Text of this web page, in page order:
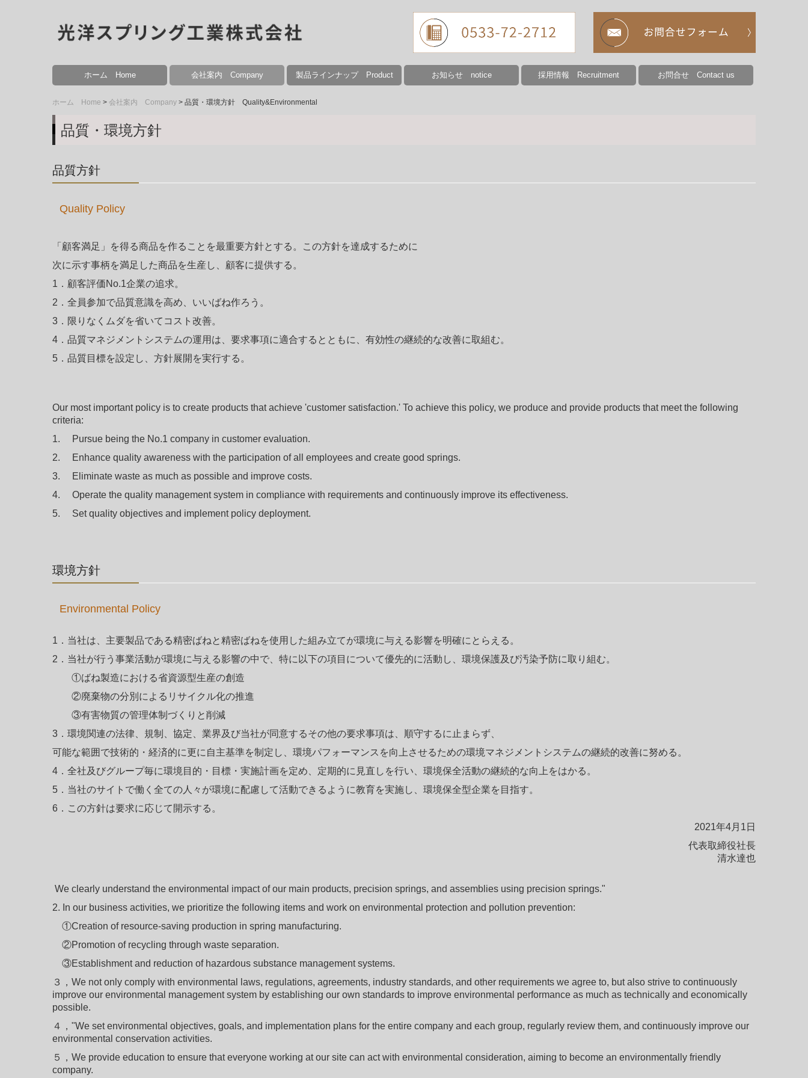
ホーム Home 会社案内 Company
事業内容 Business Contents
当社の強み Our Strengths
生産システム Production System
設備紹介 Equipment
品質・環境方針 Quality&Environmental
個人情報保護方針 Privacy policy
製品ラインナップ Product
医療用トルクコイル Medical Coils
長巻コイル Control Cable Coil
圧縮ばね Compression spring
引張りばね Tension spring
ねじりばね Torsion spring
線加工品 Wire processed products
お知らせ notice 採用情報 Recruitment お問合せ Contact us
ホーム Home 会社案内 Company 品質・環境方針 Quality&Environmental
品質・環境方針
品質方針
Quality Policy
「顧客満足」を得る商品を作ることを最重要方針とする。この方針を達成するために
次に示す事柄を満足した商品を生産し、顧客に提供する。
1 ． 顧客評価No.1企業の追求。
2 ． 全員参加で品質意識を高め、いいばね作ろう。
3．限りなくムダを省いてコスト改善。
4．品質マネジメントシステムの運用は、要求事項に適合するとともに、有効性の継続的な改善に取組む。
5．品質目標を設定し、方針展開を実行する。
Our most important policy is to create products that achieve 'customer satisfaction.' To achieve this policy, we produce and provide products that meet the following
criteria:
1.
Pursue being the No.1 company in customer evaluation.
2.
Enhance quality awareness with the participation of all employees and create good springs.
3.
Eliminate waste as much as possible and improve costs.
4.
Operate the quality management system in compliance with requirements and continuously improve its effectiveness.
5.
Set quality objectives and implement policy deployment.
環境方針
Environmental Policy
1．当社は、主要製品である精密ばねと精密ばねを使用した組み立てが環境に与える影響を明確にとらえる。
2 ． 当社が行う事業活動が環境に与える影響の中で、特に以下の項目について優先的に活動し、環境保護及び汚染予防に取り組む。
①ばね製造における省資源型生産の創造
②廃棄物の分別によるリサイクル化の推進
③有害物質の管理体制づくりと削減
3 ． 環境関連の法律、規制、協定、業界及び当社が同意するその他の要求事項は、順守するに止まらず、
可能な範囲で技術的・経済的に更に自主基準を制定し、環境パフォーマンスを向上させるための環境マネジメントシステムの継続的改善に努める。
4 ． 全社及びグループ毎に環境目的・目標・実施計画を定め、定期的に見直しを行い、環境保全活動の継続的な向上をはかる。
5 ． 当社のサイトで働く全ての人々が環境に配慮して活動できるように教育を実施し、環境保全型企業を 目指す。
6 ． この方針は要求に応じて開示する。
2021年4月1日
代表取締役社長
清水達也
We clearly understand the environmental impact of our main products, precision springs, and assemblies using precision springs."
2. In our business activities, we prioritize the following items and work on environmental protection and pollution prevention:
①Creation of resource-saving production in spring manufacturing.
②Promotion of recycling through waste separation.
③Establishment and reduction of hazardous substance management systems.
３，We not only comply with environmental laws, regulations, agreements, industry standards, and other requirements we agree to, but also strive to continuously
improve our environmental management system by establishing our own standards to improve environmental performance as much as technically and economically
possible.
４，"We set environmental objectives, goals, and implementation plans for the entire company and each group, regularly review them, and continuously improve our
environmental conservation activities.
５，We provide education to ensure that everyone working at our site can act with environmental consideration, aiming to become an environmentally friendly
company.